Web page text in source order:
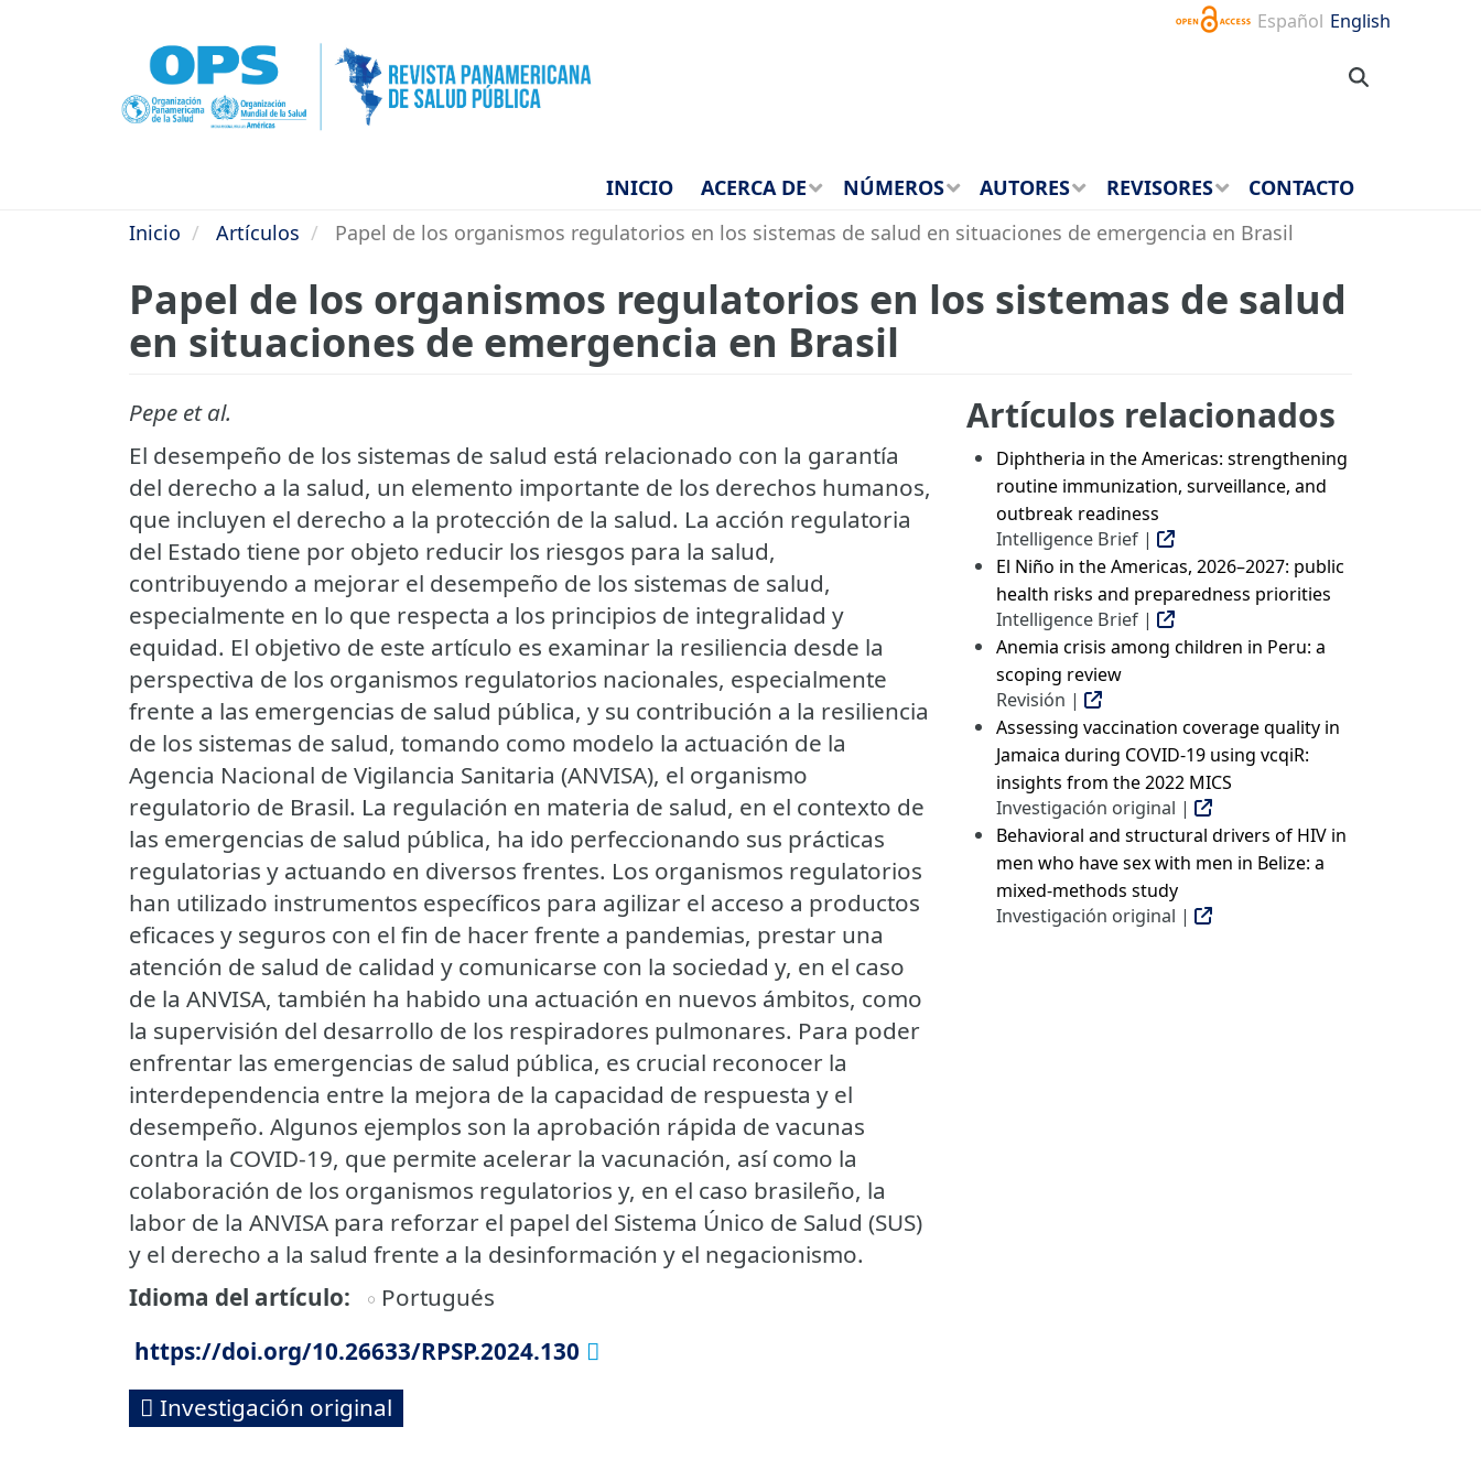
Español English
INICIO ACERCA DE NÚMEROS AUTORES REVISORES
CONTACTO
Inicio
Artículos Papel de los organismos regulatorios en los sistemas de salud en situaciones de emergencia en Brasil
Papel de los organismos regulatorios en los sistemas de salud
en situaciones de emergencia en Brasil
Pepe et al.
El desempeño de los sistemas de salud está relacionado con la garantía
del derecho a la salud, un elemento importante de los derechos humanos,
que incluyen el derecho a la protección de la salud. La acción regulatoria
del Estado tiene por objeto reducir los riesgos para la salud,
contribuyendo a mejorar el desempeño de los sistemas de salud,
especialmente en lo que respecta a los principios de integralidad y
equidad. El objetivo de este artículo es examinar la resiliencia desde la
perspectiva de los organismos regulatorios nacionales, especialmente
frente a las emergencias de salud pública, y su contribución a la resiliencia
de los sistemas de salud, tomando como modelo la actuación de la
Agencia Nacional de Vigilancia Sanitaria (ANVISA), el organismo
regulatorio de Brasil. La regulación en materia de salud, en el contexto de
las emergencias de salud pública, ha ido perfeccionando sus prácticas
regulatorias y actuando en diversos frentes. Los organismos regulatorios
han utilizado instrumentos específicos para agilizar el acceso a productos
eficaces y seguros con el fin de hacer frente a pandemias, prestar una
atención de salud de calidad y comunicarse con la sociedad y, en el caso
de la ANVISA, también ha habido una actuación en nuevos ámbitos, como
la supervisión del desarrollo de los respiradores pulmonares. Para poder
enfrentar las emergencias de salud pública, es crucial reconocer la
interdependencia entre la mejora de la capacidad de respuesta y el
desempeño. Algunos ejemplos son la aprobación rápida de vacunas
contra la COVID-19, que permite acelerar la vacunación, así como la
colaboración de los organismos regulatorios y, en el caso brasileño, la
labor de la ANVISA para reforzar el papel del Sistema Único de Salud (SUS)
y el derecho a la salud frente a la desinformación y el negacionismo.
Idioma del artículo
Portugués
https://doi.org/10.26633/RPSP.2024.130
Investigación original
Artículos relacionados
Diphtheria in the Americas: strengthening
routine immunization, surveillance, and
outbreak readiness
Intelligence Brief |
El Niño in the Americas, 2026–2027: public
health risks and preparedness priorities
Intelligence Brief |
Anemia crisis among children in Peru: a
scoping review
Revisión |
Assessing vaccination coverage quality in
Jamaica during COVID-19 using vcqiR:
insights from the 2022 MICS
Investigación original |
Behavioral and structural drivers of HIV in
men who have sex with men in Belize: a
mixed-methods study
Investigación original |